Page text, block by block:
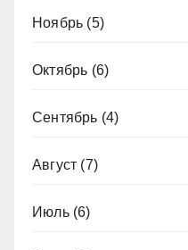
Ноябрь (5)
Октябрь (6)
Сентябрь (4)
Август (7)
Июль(6)